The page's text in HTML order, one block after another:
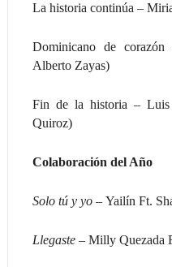
La historia continúa –
Dominicano de
Alberto Zayas)
Fin de la historia – Luis
Quiroz)
Colaboración del Año
Solo tú y yo – Yailín Ft.
Llegaste – Milly Quezada